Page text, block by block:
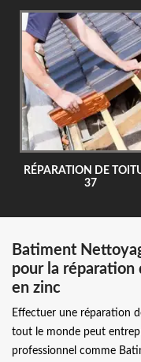
RÉPARATION DE
37
Batiment
pour la
en zinc
Effectuer une réparation
tout le monde peut
professionnel comme